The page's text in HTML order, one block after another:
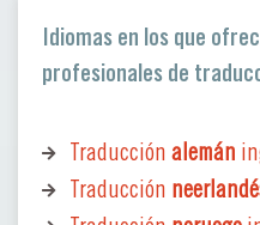
Idiomas en los que
profesionales de
Traducción alemán
Traducción